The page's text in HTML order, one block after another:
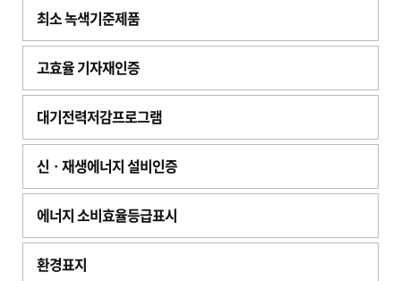
최소 녹색기준제품
고효율 기자재인증
대기전력저감프로그램
신ㆍ재생에너지 설비인증
에너지 소비효율등급표시
환경표지